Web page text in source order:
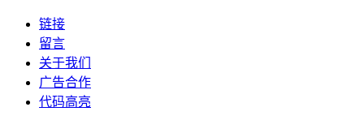
链接
留言
关于我们
广告合作
代码高亮